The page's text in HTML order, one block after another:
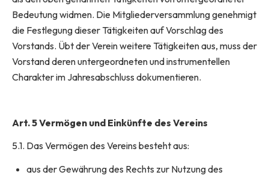
Bedeutung widmen. Die Mitgliederversammlung genehmigt
die Festlegung dieser Tätigkeiten auf Vorschlag des
Vorstands. Übt der Verein weitere Tätigkeiten aus, muss der
Vorstand deren untergeordneten und instrumentellen
Charakter im Jahresabschluss dokumentieren.
Art. 5 Vermögen und Einkünfte des Vereins
5.1. Das Vermögen des Vereins besteht aus:
aus der Gewährung des Rechts zur Nutzung des